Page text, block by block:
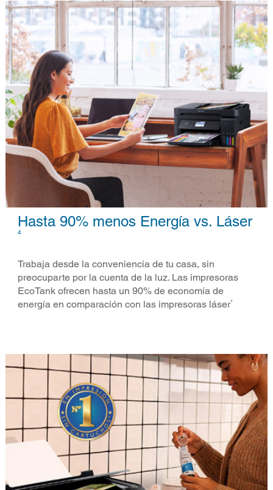
Hasta 90% menos Energía vs. Láser​
4
Trabaja desde la conveniencia de tu casa, sin
preocuparte por la cuenta de la luz. Las impresoras
EcoTank ofrecen hasta un 90% de economía de
energía en comparación con las impresoras láser4